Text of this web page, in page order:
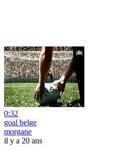
0:32
goal belge
morgane
il y a 20 ans